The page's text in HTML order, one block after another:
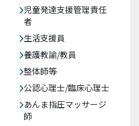
児童発達支援管理責任
者
生活支援員
養護教諭/教員
整体師等
公認心理士/臨床心理士
あんま指圧マッサージ
師